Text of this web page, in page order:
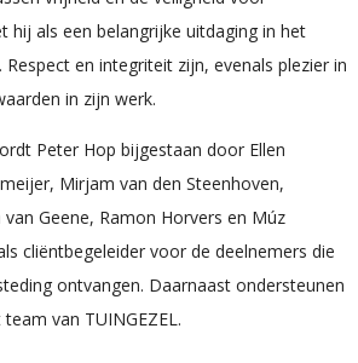
hij als een belangrijke uitdaging in het
en integriteit zijn, evenals plezier in
in zijn werk.
Peter Hop bijgestaan door Ellen
Mirjam van den Steenhoven,
Geene, Ramon Horvers en Múz
cliëntbegeleider voor de deelnemers die
ontvangen. Daarnaast ondersteunen
van TUINGEZEL.